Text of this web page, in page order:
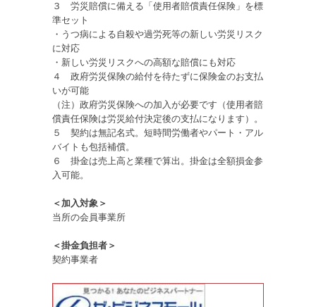
３ 労災賠償に備える「使用者賠償責任保険」を標
準セット
・うつ病による自殺や過労死等の新しい労災リスク
に対応
・新しい労災リスクへの高額な賠償にも対応
４ 政府労災保険の給付を待たずに保険金のお支払
いが可能
（注）政府労災保険への加入が必要です（使用者賠
償責任保険は労災給付決定後の支払になります）。
５ 契約は無記名式。短時間労働者やパート・アル
バイトも包括補償。
６ 掛金は売上高と業種で算出。掛金は全額損金参
入可能。
＜加入対象＞
当所の会員事業所
＜掛金負担者＞
契約事業者